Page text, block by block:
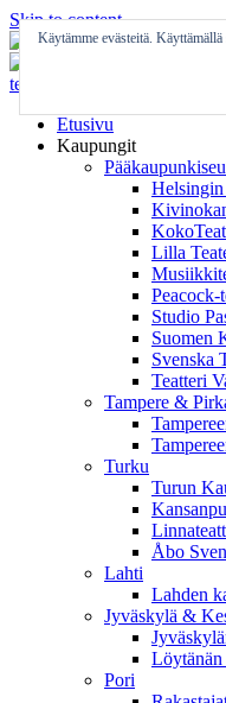
Skip to content
Etusivu
Kaupungit
Lilla
Peacock-
Studio
Suomen
Svenska
Teatteri
Tampere &
Turku
Turun
Åbo
Lahti
Lahden
Jyväskylä &
Löytänän
Pori
Käytämme evästeitä.